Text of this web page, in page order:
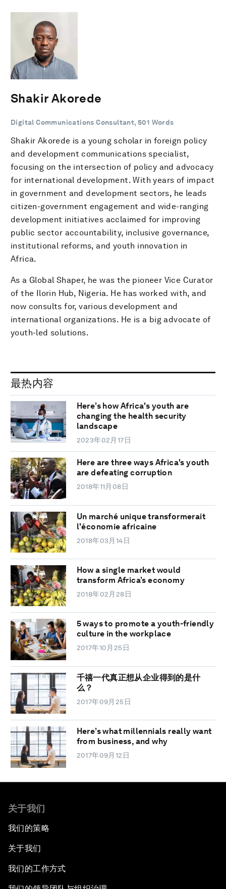
Shakir Akorede
Digital Communications Consultant, 501 Words
Shakir Akorede is a young scholar in foreign policy
and development communications specialist,
focusing on the intersection of policy and advocacy
for international development. With years of impact
in government and development sectors, he leads
citizen-government engagement and wide-ranging
development initiatives acclaimed for improving
public sector accountability, inclusive governance,
institutional reforms, and youth innovation in
Africa.
As a Global Shaper, he was the pioneer Vice Curator
of the Ilorin Hub, Nigeria. He has worked with, and
now consults for, various development and
international organizations. He is a big advocate of
youth-led solutions.
最热内容
Here’s how Africa's youth are
changing the health security
landscape
2023年02月17日
Here are three ways Africa's youth
are defeating corruption
2018年11月08日
Un marché unique transformerait
l'économie africaine
2018年03月14日
How a single market would
transform Africa’s economy
2018年02月28日
5 ways to promote a youth-friendly
culture in the workplace
2017年10月25日
千禧一代真正想从企业得到的是什
么？
2017年09月25日
Here’s what millennials really want
from business, and why
2017年09月12日
关于我们
我们的策略
关于我们
我们的工作方式